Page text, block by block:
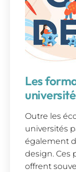
Les
Outre les
universités
également
design. Ces
offrent